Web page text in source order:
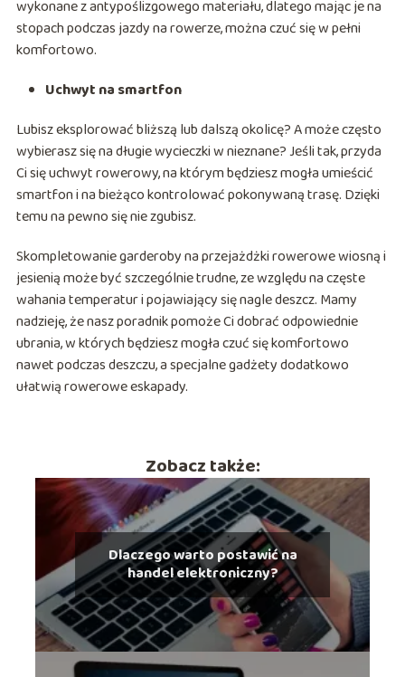
wykonane z antypoślizgowego materiału, dlatego mając je na
stopach podczas jazdy na rowerze, można czuć się w pełni
komfortowo.
Uchwyt na smartfon
Lubisz eksplorować bliższą lub dalszą okolicę? A może często
wybierasz się na długie wycieczki w nieznane? Jeśli tak, przyda
Ci się uchwyt rowerowy, na którym będziesz mogła umieścić
smartfon i na bieżąco kontrolować pokonywaną trasę. Dzięki
temu na pewno się nie zgubisz.
Skompletowanie garderoby na przejażdżki rowerowe wiosną i
jesienią może być szczególnie trudne, ze względu na częste
wahania temperatur i pojawiający się nagle deszcz. Mamy
nadzieję, że nasz poradnik pomoże Ci dobrać odpowiednie
ubrania, w których będziesz mogła czuć się komfortowo
nawet podczas deszczu, a specjalne gadżety dodatkowo
ułatwią rowerowe eskapady.
Zobacz także:
Dlaczego warto postawić na
handel elektroniczny?